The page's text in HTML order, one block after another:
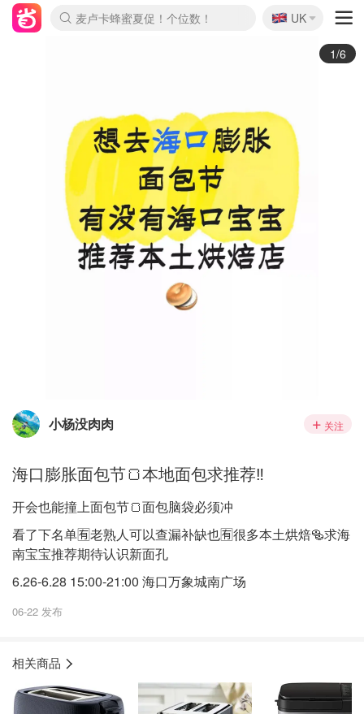
Prada/Miu 4.8折！
🇬🇧
UK
2/6
小杨没肉肉 关注
海口膨胀面包节🍞本地面包求推荐‼️
开会也能撞上面包节🍞面包脑袋必须冲
看了下名单🈶️老熟人可以查漏补缺也🈶️很多本土烘焙🥯求海
南宝宝推荐期待认识新面孔
6.26-6.28 15:00-21:00 海口万象城南广场
06-22 发布
相关商品